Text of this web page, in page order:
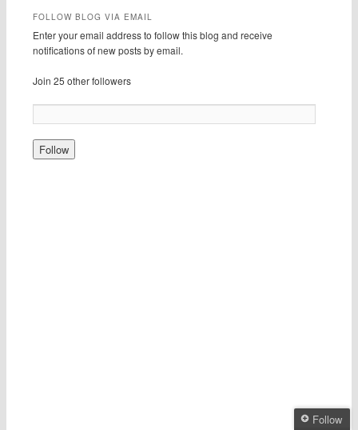
FOLLOW BLOG VIA EMAIL
Enter your email address to follow this blog and receive
notifications of new posts by email.
Join 25 other followers
Follow